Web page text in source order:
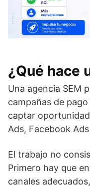
¿Qué hace
Una agencia SEM
campañas de
captar
Ads, Facebook
El trabajo no
Primero hay que
canales